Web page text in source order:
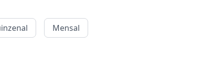
Mensal